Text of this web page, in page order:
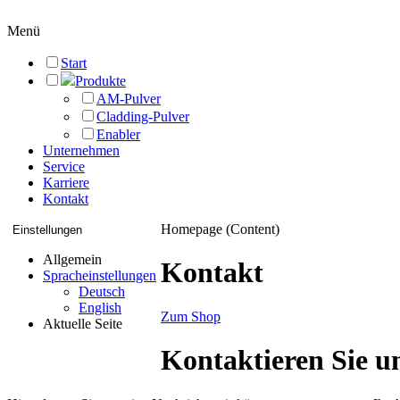
Menü
Start
Produkte
AM-Pulver
Cladding-Pulver
Enabler
Unternehmen
Service
Karriere
Kontakt
Einstellungen
Allgemein
Spracheinstellungen
Deutsch
English
Aktuelle Seite
Homepage (Content)
Kontakt
Zum Shop
Kontaktieren Sie